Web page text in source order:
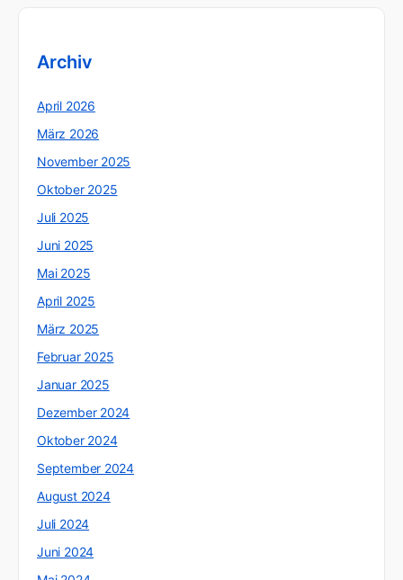
Archiv
April 2026
März 2026
November 2025
Oktober 2025
Juli 2025
Juni 2025
Mai 2025
April 2025
März 2025
Februar 2025
Januar 2025
Dezember 2024
Oktober 2024
September 2024
August 2024
Juli 2024
Juni 2024